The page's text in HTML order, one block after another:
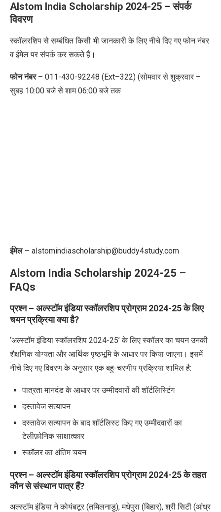
Alstom India Scholarship 2024-25 – संपर्क
विवरण
स्कॉलरशिप से सम्बंधित किसी भी जानकारी के लिए नीचे दिए गए फोन नंबर
व ईमेल पर संपर्क कर सकते हैं।
फोन नंबर– 011-430-92248 (Ext–322) (सोमवार से शुक्रवार –
सुबह 10:00बजे से शाम06:00बजे तक
ईमेल– alstomindiascholarship@buddy4study.com
Alstom India Scholarship 2024-25 –
FAQs
प्रश्न – अल्स्टॉम इंडिया स्कॉलरशिप प्रोग्राम2024-25के लिए
चयन प्रक्रिया क्या है?
‘अल्स्टॉम इंडिया स्कॉलरशिप 2024-25’के लिए स्कॉलर का चयन उनकी
शैक्षणिक योग्यता और आर्थिक पृष्ठभूमि के आधार पर किया जाएगा। इसमें
नीचे दिए गए विवरण के अनुसार एक बहु-चरणीय प्रक्रिया शामिल है:
पात्रता मानदंड के आधार पर उम्मीदवारों की शॉर्टलिस्टिंग
दस्तावेज सत्यापन
दस्तावेज सत्यापन के बाद शॉर्टलिस्ट किए गए उम्मीदवारों का
टेलीफ़ोनिक साक्षात्कार
स्कॉलर का अंतिम चयन
प्रश्न – अल्स्टॉम इंडिया स्कॉलरशिप प्रोग्राम2024-25के तहत
कौन से संस्थान पात्र हैं?
अल्स्टॉम इंडिया ने कोयंबटूर (तमिलनाडु), मधेपुरा (बिहार), श्री सिटी (आंध्र